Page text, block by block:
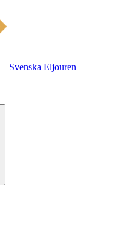
Svenska Eljouren